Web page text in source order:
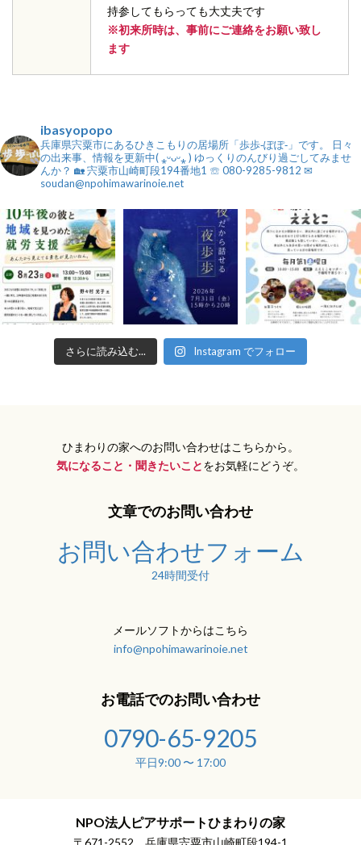
持参してもらっても大丈夫です
※初来所時は、事前にご連絡をお願い致し
ます
ibasyopopo
兵庫県宍粟市にあるひきこもりの居場所「歩歩‐ぽぽ‐」です。
日々
の出来事、情報を更新中( ⁎ᵕᴗᵕ⁎ ) ゆっくりのんびり過ごしてみませ
んか？⁡ 🏡 宍粟市山崎町段194番地1 ☏ 080-9285-9812 ✉
soudan@npohimawarinoie.net
さらに読み込む... Instagram でフォロー
ひまわりの家へのお問い合わせはこちらから。
気になること・聞きたいことをお気軽にどうぞ。
文章でのお問い合わせ
お問い合わせフォーム
24時間受付
メールソフトからはこちら
info@npohimawarinoie.net
お電話でのお問い合わせ
0790-65-9205
平日9:00 〜 17:00
NPO法人ピアサポートひまわりの家